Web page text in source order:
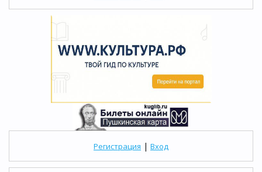
Регистрация | Вход